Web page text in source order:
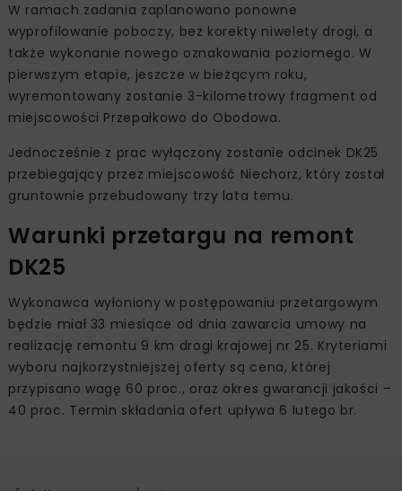
W ramach zadania zaplanowano ponowne
wyprofilowanie poboczy, bez korekty niwelety drogi, a
także wykonanie nowego oznakowania poziomego. W
pierwszym etapie, jeszcze w bieżącym roku,
wyremontowany zostanie 3-kilometrowy fragment od
miejscowości Przepałkowo do Obodowa.
Jednocześnie z prac wyłączony zostanie odcinek DK25
przebiegający przez miejscowość Niechorz, który został
gruntownie przebudowany trzy lata temu.
Warunki przetargu na remont
DK25
Wykonawca wyłoniony w postępowaniu przetargowym
będzie miał 33 miesiące od dnia zawarcia umowy na
realizację remontu 9 km drogi krajowej nr 25. Kryteriami
wyboru najkorzystniejszej oferty są cena, której
przypisano wagę 60 proc., oraz okres gwarancji jakości –
40 proc. Termin składania ofert upływa 6 lutego br.